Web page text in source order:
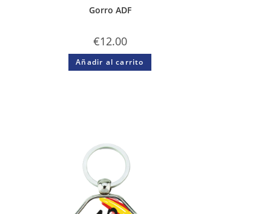
Gorro ADF
€12.00
Añadir al carrito